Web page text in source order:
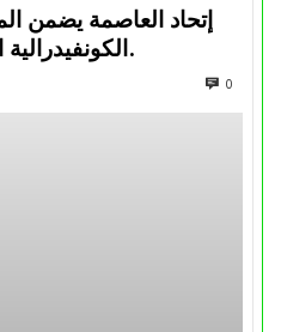
إتحاد العاصمة يضمن
الكونفيدرالية الإفريقية الموسم القادم.
0